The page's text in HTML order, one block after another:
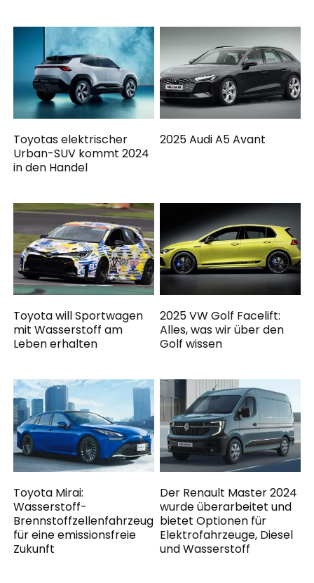
Toyotas elektrischer
Urban-SUV kommt 2024
in den Handel
2025 Audi A5 Avant
Toyota will Sportwagen
mit Wasserstoff am
Leben erhalten
2025 VW Golf Facelift:
Alles, was wir über den
Golf wissen
Toyota Mirai:
Wasserstoff-
Brennstoffzellenfahrzeug
für eine emissionsfreie
Zukunft
Der Renault Master 2024
wurde überarbeitet und
bietet Optionen für
Elektrofahrzeuge, Diesel
und Wasserstoff